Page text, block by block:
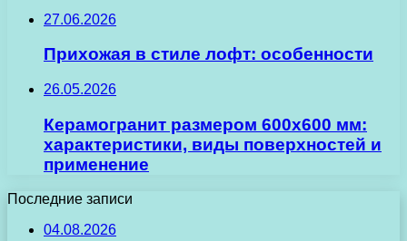
27.06.2026
Прихожая в стиле лофт: особенности
26.05.2026
Керамогранит размером 600х600 мм:
характеристики, виды поверхностей и
применение
Последние записи
04.08.2026